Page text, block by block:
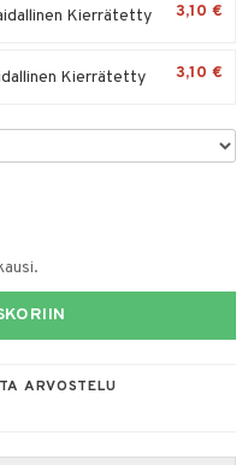
Kierrätetty 3,10 €
Kierrätetty 3,10 €
ARVOSTELU